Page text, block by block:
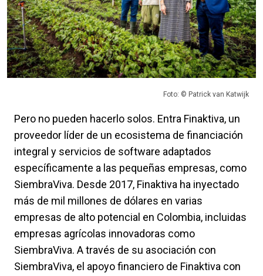
Foto: © Patrick van Katwijk
Pero no pueden hacerlo solos. Entra Finaktiva, un
proveedor líder de un ecosistema de financiación
integral y servicios de software adaptados
específicamente a las pequeñas empresas, como
SiembraViva. Desde 2017, Finaktiva ha inyectado
más de mil millones de dólares en varias
empresas de alto potencial en Colombia, incluidas
empresas agrícolas innovadoras como
SiembraViva. A través de su asociación con
SiembraViva, el apoyo financiero de Finaktiva con